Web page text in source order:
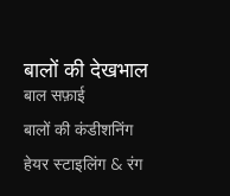
बालों की देखभाल
बाल सफ़ाई
बालों की कंडीशनिंग
हेयर स्टाइलिंग & रंग